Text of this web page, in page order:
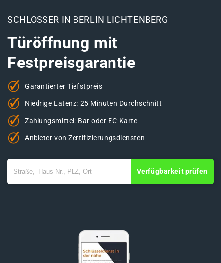
SCHLOSSER IN BERLIN LICHTENBERG
Türöffnung mit
Festpreisgarantie
Garantierter Tiefstpreis
Niedrige Latenz: 25 Minuten Durchschnitt
Zahlungsmittel: Bar oder EC-Karte
Anbieter von Zertifizierungsdiensten
Verfügbarkeit prüfen